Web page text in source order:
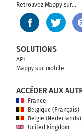
Retrouvez Mappy sur...
SOLUTIONS
API
Mappy sur mobile
ACCÉDER AUX
France
Belgique (Français)
België (Nederlands)
United Kingdom